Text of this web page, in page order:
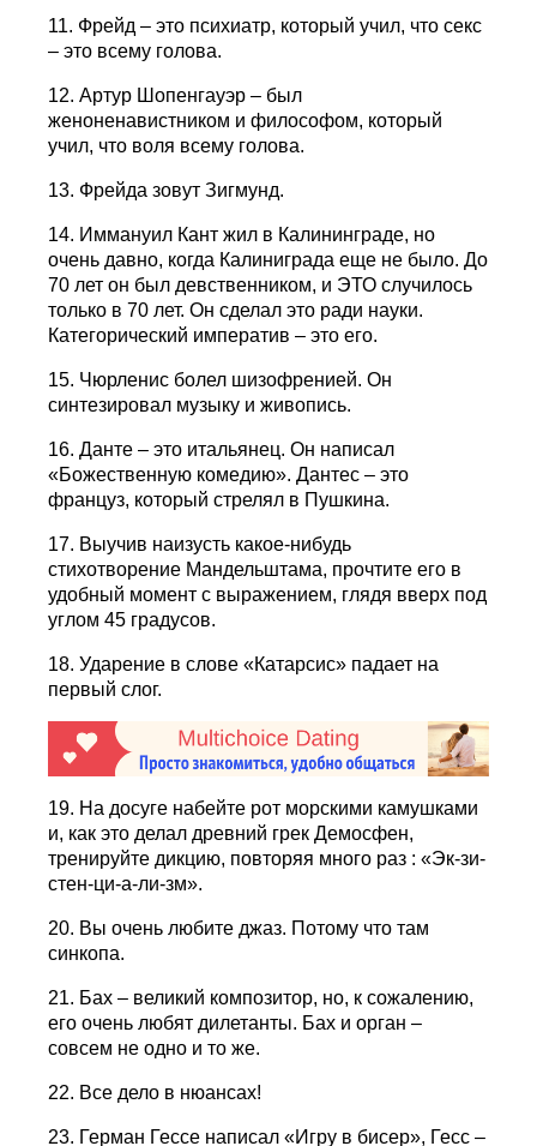
11. Фрейд – это психиатр, который учил, что секс
– это всему голова.
12. Артур Шопенгауэр – был
женоненавистником и философом, который
учил, что воля всему голова.
13. Фрейда зовут Зигмунд.
14. Иммануил Кант жил в Калининграде, но
очень давно, когда Калиниграда еще не было. До
70 лет он был девственником, и ЭТО случилось
только в 70 лет. Он сделал это ради науки.
Категорический императив – это его.
15. Чюрленис болел шизофренией. Он
синтезировал музыку и живопись.
16. Данте – это итальянец. Он написал
«Божественную комедию». Дантес – это
француз, который стрелял в Пушкина.
17. Выучив наизусть какое-нибудь
стихотворение Мандельштама, прочтите его в
удобный момент с выражением, глядя вверх под
углом 45 градусов.
18. Ударение в слове «Катарсис» падает на
первый слог.
19. Hа досуге набейте рот морскими камушками
и, как это делал древний грек Демосфен,
тренируйте дикцию, повторяя много раз : «Эк-зи-
стен-ци-а-ли-зм».
20. Вы очень любите джаз. Потому что там
синкопа.
21. Бах – великий композитор, но, к сожалению,
его очень любят дилетанты. Бах и орган –
совсем не одно и то же.
22. Все дело в нюансах!
23. Герман Гессе написал «Игру в бисер», Гесс –